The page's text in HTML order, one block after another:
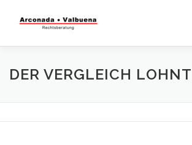
STARTSEITE RECHTSBERATUNG
DER VERGLEICH